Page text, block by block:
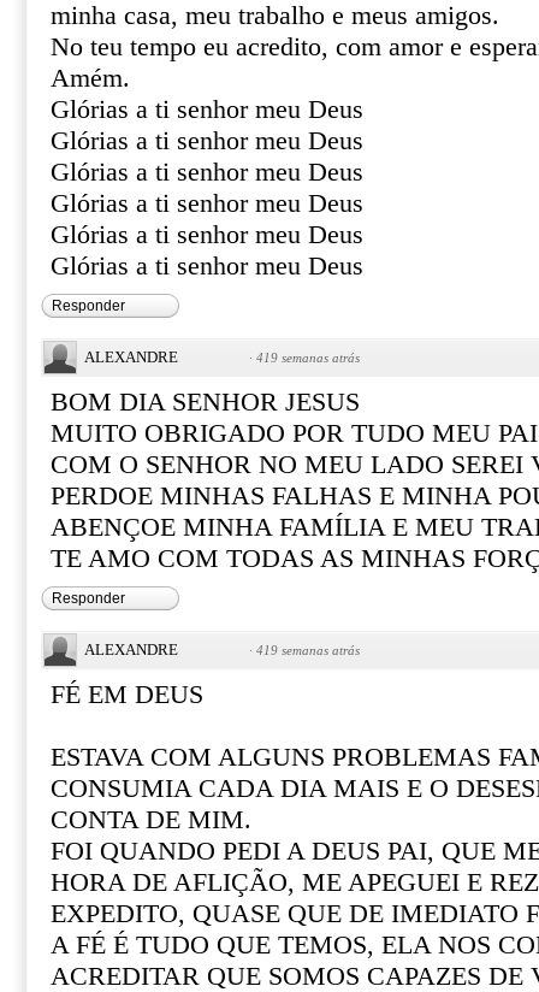
minha casa, meu trabalho e meus amigos.
No teu tempo eu acredito, com amor e
Amém.
Glórias a ti senhor meu Deus
Glórias a ti senhor meu Deus
Glórias a ti senhor meu Deus
Glórias a ti senhor meu Deus
Glórias a ti senhor meu Deus
Glórias a ti senhor meu Deus
Responder
ALEXANDRE · 419 semanas atrás
BOM DIA SENHOR JESUS
MUITO OBRIGADO POR TUDO MEU PAI
COM O SENHOR NO MEU LADO SEREI
PERDOE MINHAS FALHAS E MINHA
ABENÇOE MINHA FAMÍLIA E MEU
TE AMO COM TODAS AS MINHAS
Responder
ALEXANDRE · 419 semanas atrás
FÉ EM DEUS
ESTAVA COM ALGUNS PROBLEMAS
CONSUMIA CADA DIA MAIS E O
CONTA DE MIM.
FOI QUANDO PEDI A DEUS PAI, QUE
HORA DE AFLIÇÃO, ME APEGUEI E
EXPEDITO, QUASE QUE DE IMEDIATO
A FÉ É TUDO QUE TEMOS, ELA NOS
ACREDITAR QUE SOMOS CAPAZES DE